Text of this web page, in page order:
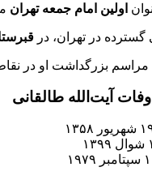
اولین امام جمعه تهران
در تهران، در
مراسم بزرگداشت او در
آیت‌الله طالقانی